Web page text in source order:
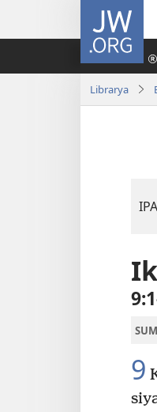
JW.ORG
Librarya
9